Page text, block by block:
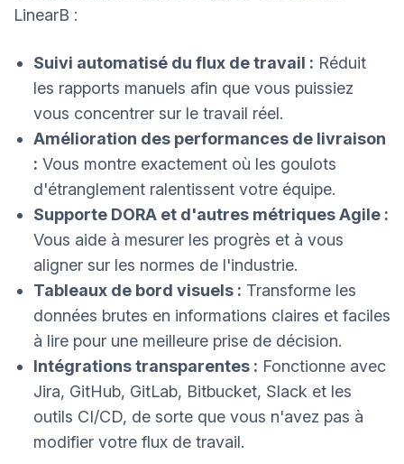
LinearB :
Suivi automatisé du flux de travail : Réduit
les rapports manuels afin que vous puissiez
vous concentrer sur le travail réel.
Amélioration des performances de livraison
: Vous montre exactement où les goulots
d'étranglement ralentissent votre équipe.
Supporte DORA et d'autres métriques Agile :
Vous aide à mesurer les progrès et à vous
aligner sur les normes de l'industrie.
Tableaux de bord visuels : Transforme les
données brutes en informations claires et faciles
à lire pour une meilleure prise de décision.
Intégrations transparentes : Fonctionne avec
Jira, GitHub, GitLab, Bitbucket, Slack et les
outils CI/CD, de sorte que vous n'avez pas à
modifier votre flux de travail.